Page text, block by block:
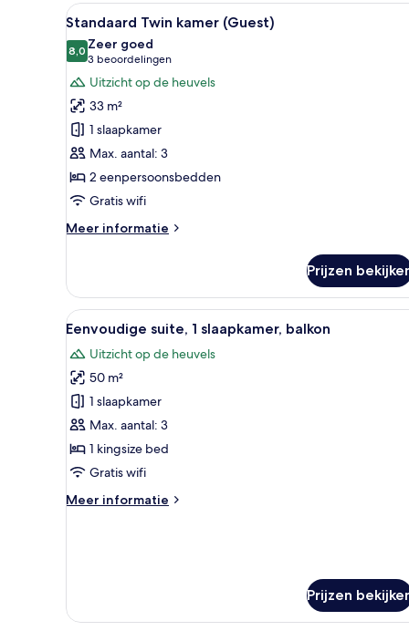
Alle
foto's
voor
Standaard
Twin
kamer
(Guest)
laden
Een hotelkamer met twee
6
Standaard Twin kamer (Guest)
8,08,0 van 10
Zeer goed
3 beoordelingen
(3
beoordelingen)
Uitzicht op de heuvels
33 m²
1 slaapkamer
Max. aantal: 3
2 eenpersoonsbedden
Gratis wifi
Meer informatie
Meer
Twin
kamer
(Guest)
Prijzen
Alle
foto's
voor
Eenvoudige
suite,
1
slaapkamer,
balkon
Een hotelkamer met een
7
Eenvoudige suite, 1 slaapkamer, balkon
Uitzicht op de heuvels
50 m²
1 slaapkamer
Max. aantal: 3
1 kingsize bed
Gratis wifi
Meer informatie
Meer
balkon
Prijzen